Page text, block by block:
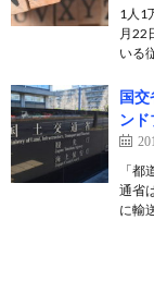
1人1
月22
いる
国
ンド
「
通省
に輸